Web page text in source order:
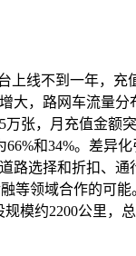
上线不到一年，充
大，路网车流量
张，月充值金额
和34%。差异
选择和折扣、通
等领域合作的可
模约2200公里，